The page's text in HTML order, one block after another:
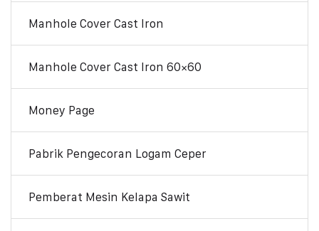
Manhole Cover Cast Iron
Manhole Cover Cast Iron 60×60
Money Page
Pabrik Pengecoran Logam Ceper
Pemberat Mesin Kelapa Sawit